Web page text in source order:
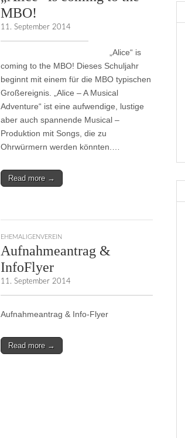
MBO!
11. September 2014
„Alice“ is
coming to the MBO! Dieses Schuljahr
beginnt mit einem für die MBO typischen
Großereignis. „Alice – A Musical
Adventure“ ist eine aufwendige, lustige
aber auch spannende Musical –
Produktion mit Songs, die zu
Ohrwürmern werden könnten.…
Read more →
EHEMALIGENVEREIN
Aufnahmeantrag &
InfoFlyer
11. September 2014
Aufnahmeantrag & Info-Flyer
Read more →